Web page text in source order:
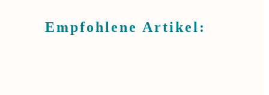
Empfohlene Artikel: